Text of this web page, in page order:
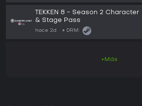
TEKKEN 8 - Season 2 Character
& Stage Pass
hace 2d DRM:
+Más